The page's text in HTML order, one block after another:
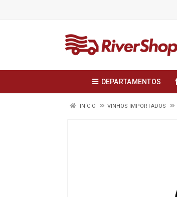
DEPARTAMENTOS
INÍCIO VINHOS IMPORTADOS